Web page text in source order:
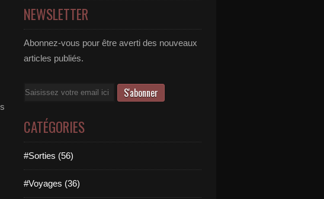
NEWSLETTER
Abonnez-vous pour être averti des nouveaux
articles publiés.
Email
CATÉGORIES
#Sorties (56)
#Voyages (36)